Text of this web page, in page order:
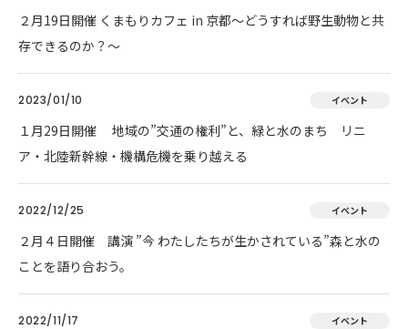
２月19日開催 くまもりカフェ in 京都～どうすれば野生動物と共
存できるのか？～
2023/01/10 イベント
１月29日開催 地域の”交通の権利”と、緑と水のまち リニ
ア・北陸新幹線・機構危機を乗り越える
2022/12/25 イベント
２月４日開催 講演 ”今 わたしたちが生かされている”森と水の
ことを語り合おう。
2022/11/17 イベント